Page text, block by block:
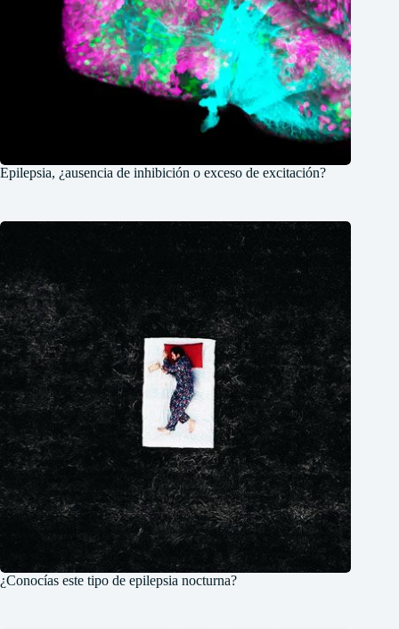
Epilepsia, ¿ausencia de inhibición o exceso de excitación?
¿Conocías este tipo de epilepsia nocturna?